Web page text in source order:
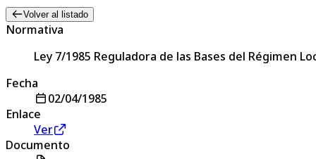
Volver al listado
Normativa
Ley 7/1985 Reguladora de las Bases del Régimen
Fecha
02/04/1985
Enlace
Ver
Documento